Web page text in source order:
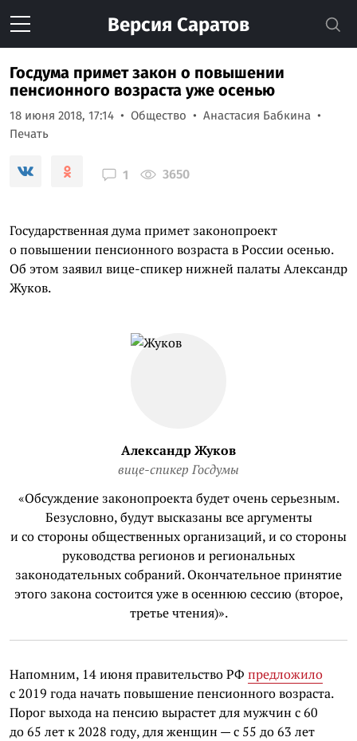
Версия Саратов
Госдума примет закон о повышении
пенсионного возраста уже осенью
18 июня 2018, 17:14 Общество
Анастасия Бабкина
Печать
1 3650
Государственная дума примет законопроект
о повышении пенсионного возраста в России осенью.
Об этом заявил вице-спикер нижней палаты Александр
Жуков.
Александр Жуков
вице-спикер Госдумы
«Обсуждение законопроекта будет очень серьезным.
Безусловно, будут высказаны все аргументы
и со стороны общественных организаций, и со стороны
руководства регионов и региональных
законодательных собраний. Окончательное принятие
этого закона состоится уже в осеннюю сессию (второе,
третье чтения)».
Напомним, 14 июня правительство РФ предложило
с 2019 года начать повышение пенсионного возраста.
Порог выхода на пенсию вырастет для мужчин с 60
до 65 лет к 2028 году, для женщин — с 55 до 63 лет